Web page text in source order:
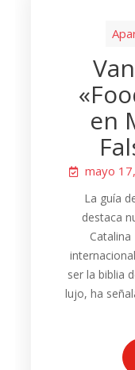
en
mayo
La guía
destaca
ser la biblia
lujo, ha